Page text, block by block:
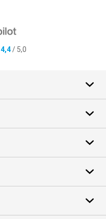
4,4/ 5,0